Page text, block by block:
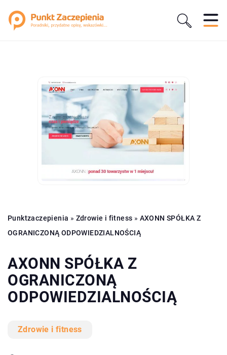
Punktzaczepienia » Zdrowie i fitness » AXONN SPÓŁKA Z
OGRANICZONĄ ODPOWIEDZIALNOŚCIĄ
AXONN SPÓŁKA Z
OGRANICZONĄ
ODPOWIEDZIALNOŚCIĄ
Zdrowie i fitness